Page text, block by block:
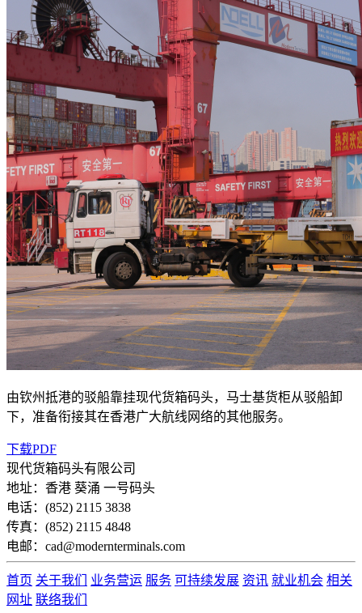
由钦州抵港的驳船靠挂现代货箱码头，马士基货柜从驳船卸
下，准备衔接其在香港广大航线网络的其他服务。
下载PDF
现代货箱码头有限公司
地址：香港 葵涌 一号码头
电话：(852) 2115 3838
传真：(852) 2115 4848
电邮：cad@modernterminals.com
首页 关于我们 业务营运 服务 可持续发展 资讯 就业机会 相关
网址 联络我们